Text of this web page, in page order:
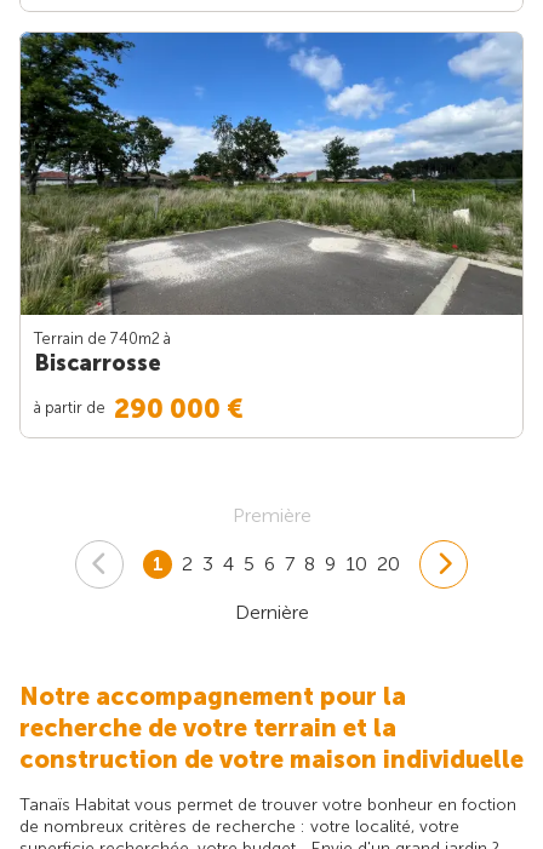
Terrain de 740m2 à
Biscarrosse
à partir de 290 000 €
Première
1 2 3 4 5 6 7 8 9 10 20
Dernière
Notre accompagnement pour la
recherche de votre terrain et la
construction de votre maison individuelle
Tanaïs Habitat vous permet de trouver votre bonheur en foction
de nombreux critères de recherche : votre localité, votre